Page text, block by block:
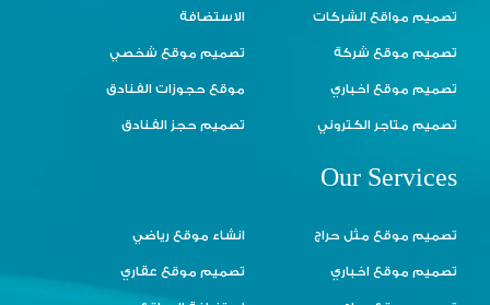
تصميم مواقع الشركات الاستضافة
تصميم موقع شركة تصميم موقع شخصي
تصميم موقع اخباري موقع حجوزات الفنادق
تصميم متاجر الكتروني تصميم حجز الفنادق
Our Services
تصميم موقع مثل حراج انشاء موقع رياضي
تصميم موقع اخباري تصميم موقع عقاري